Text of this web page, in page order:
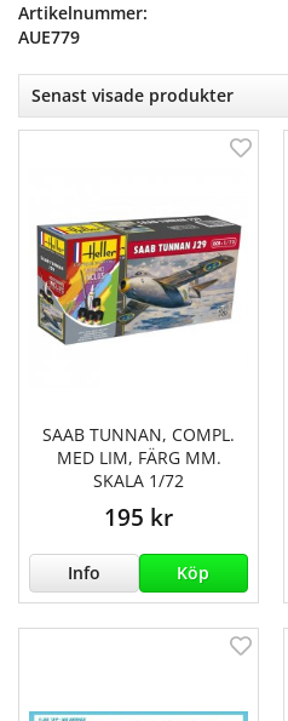
Artikelnummer:
AUE779
Senast visade produkter
SAAB TUNNAN, COMPL.
MED LIM, FÄRG MM.
SKALA 1/72
195 kr
Info Köp